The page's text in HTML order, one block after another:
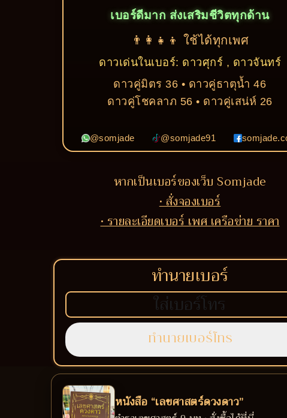
เบอร์ดีมาก ส่งเสริมชีวิตทุกด้าน
👨‍👩‍👧‍👦 ใช้ได้ทุกเพศ
ดาวเด่นในเบอร์: ดาวศุกร์ , ดาวจันทร์
ดาวคู่มิตร 36 • ดาวคู่ธาตุน้ำ 46
ดาวคู่โชคลาภ 56 • ดาวคู่เสน่ห์ 26
@somjade @somjade91
หากเป็นเบอร์ของเว็บ Somjade
• สั่งจองเบอร์
• รายละเอียดเบอร์ เพศ เครือข่าย ราคา
ทำนายเบอร์
หนังสือ “เลขศาสตร์ดวงดาว”